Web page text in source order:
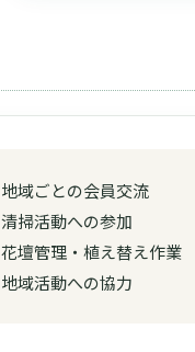
地域ごとの会員交流
清掃活動への参加
花壇管理・植え替え作業
地域活動への協力